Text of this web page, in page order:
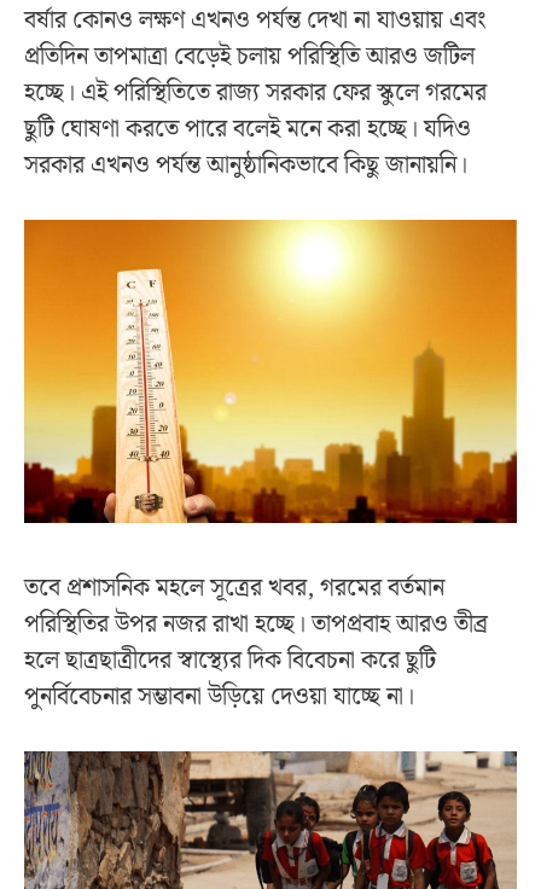
বর্ষার কোনও লক্ষণ এখনও পর্যন্ত দেখা না যাওয়ায় এবং
প্রতিদিন তাপমাত্রা বেড়েই চলায় পরিস্থিতি আরও জটিল
হচ্ছে। এই পরিস্থিতিতে রাজ্য সরকার ফের স্কুলে গরমের
ছুটি ঘোষণা করতে পারে বলেই মনে করা হচ্ছে। যদিও
সরকার এখনও পর্যন্ত আনুষ্ঠানিকভাবে কিছু জানায়নি।
তবে প্রশাসনিক মহলে সূত্রের খবর, গরমের বর্তমান
পরিস্থিতির উপর নজর রাখা হচ্ছে। তাপপ্রবাহ আরও তীব্র
হলে ছাত্রছাত্রীদের স্বাস্থ্যের দিক বিবেচনা করে ছুটি
পুনর্বিবেচনার সম্ভাবনা উড়িয়ে দেওয়া যাচ্ছে না।